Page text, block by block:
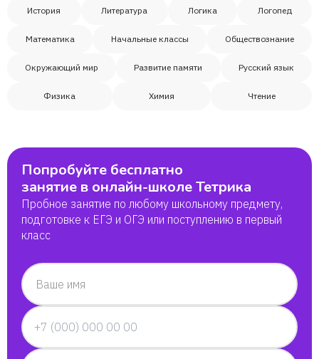
История Литература Логика Логопед
Математика Начальные классы Обществознание
Окружающий мир Развитие памяти Русский язык
Физика Химия Чтение
Попробуйте бесплатно
занятие в онлайн-школе Тетрика
Пробное занятие по любому школьному предмету,
подготовке к ЕГЭ и ОГЭ или поступлению в первый
класс
Ваше имя